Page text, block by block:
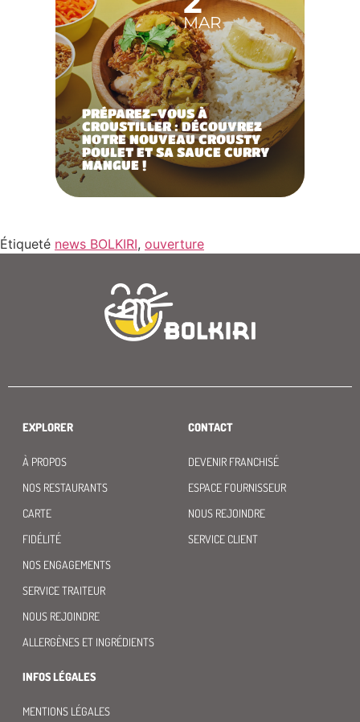
MAR
PRÉPAREZ-VOUS À
CROUSTILLER : DÉCOUVREZ
NOTRE NOUVEAU CROUSTY
POULET ET SA SAUCE CURRY
MANGUE !
Étiqueté news BOLKIRI, ouverture
EXPLORER
À PROPOS
NOS RESTAURANTS
CARTE
FIDÉLITÉ
NOS ENGAGEMENTS
SERVICE TRAITEUR
NOUS REJOINDRE
ALLERGÈNES ET INGRÉDIENTS
CONTACT
DEVENIR FRANCHISÉ
ESPACE FOURNISSEUR
NOUS REJOINDRE
SERVICE CLIENT
INFOS LÉGALES
MENTIONS LÉGALES